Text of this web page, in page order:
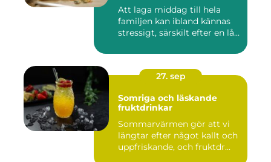
Att laga middag till hela
familjen kan ibland kännas
stressigt, särskilt efter en lå...
27. sep
Somriga och läskande
fruktdrinkar
Sommarvärmen gör att vi
längtar efter något kallt och
uppfriskande, och fruktdr...